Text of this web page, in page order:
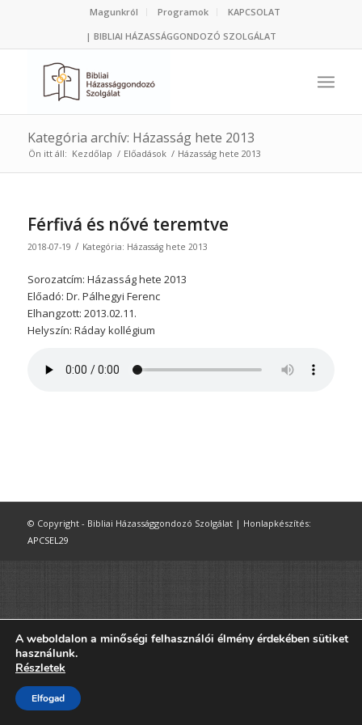
Magunkról Programok
KAPCSOLAT
| BIBLIAI HÁZASSÁGGONDOZÓ SZOLGÁLAT
Kategória archív: Házasság hete 2013
Ön itt áll: Kezdőlap / Előadások / Házasság hete 2013
Férfivá és nővé teremtve
2018-07-19 / Kategória: Házasság hete 2013
Sorozatcím: Házasság hete 2013
Előadó: Dr. Pálhegyi Ferenc
Elhangzott: 2013.02.11.
Helyszín: Ráday kollégium
© Copyright - Bibliai Házassággondozó Szolgálat | Honlapkészítés:
APCSEL29
A weboldalon a minőségi felhasználói élmény érdekében sütiket
használunk.
Részletek
Elfogad